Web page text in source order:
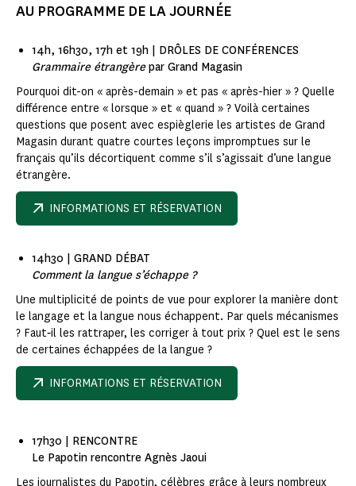
AU PROGRAMME DE LA JOURNÉE
14h, 16h30, 17h et 19h | DRÔLES DE CONFÉRENCES
Grammaire étrangèrepar Grand Magasin
Pourquoi dit-on « après-demain » et pas « après-hier » ? Quelle
différence entre « lorsque » et « quand » ? Voilà certaines
questions que posent avec espièglerie les artistes de Grand
Magasin durant quatre courtes leçons impromptues sur le
français qu’ils décortiquent comme s’il s’agissait d’une langue
étrangère.
INFORMATIONS ET RÉSERVATION
14h30 | GRAND DÉBAT
Comment la langue s’échappe ?
Une multiplicité de points de vue pour explorer la manière dont
le langage et la langue nous échappent. Par quels mécanismes
? Faut‑il les rattraper, les corriger à tout prix ? Quel est le sens
de certaines échappées de la langue ?
INFORMATIONS ET RÉSERVATION
17h30 | RENCONTRE
Le Papotin rencontre Agnès Jaoui
Les journalistes du Papotin, célèbres grâce à leurs nombreux